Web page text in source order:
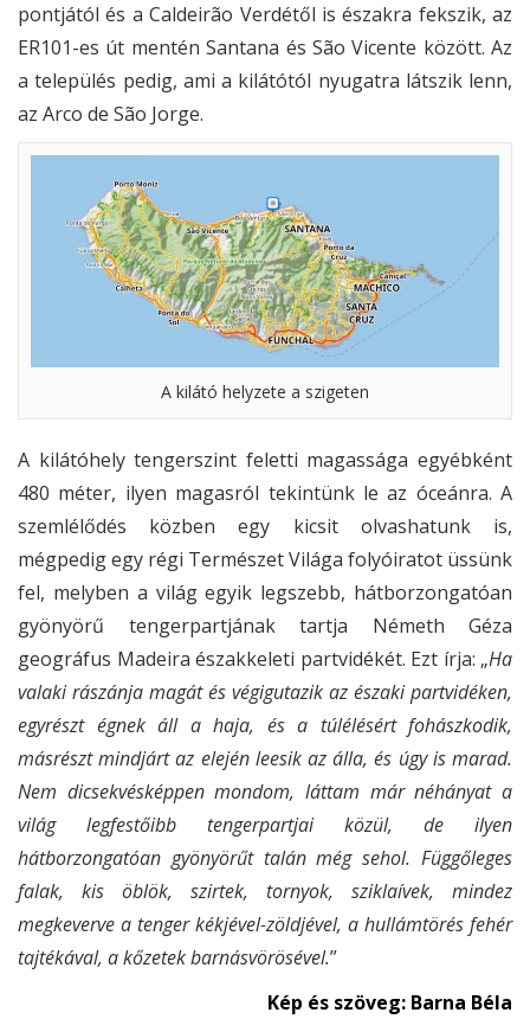
pontjától és a Caldeirão Verdétől is északra fekszik, az
ER101-es út mentén Santana és São Vicente között. Az
a település pedig, ami a kilátótól nyugatra látszik lenn,
az Arco de São Jorge.
A kilátó helyzete a szigeten
A kilátóhely tengerszint feletti magassága egyébként
480 méter, ilyen magasról tekintünk le az óceánra. A
szemlélődés közben egy kicsit olvashatunk is,
mégpedig egy régi Természet Világa folyóiratot üssünk
fel, melyben a világ egyik legszebb, hátborzongatóan
gyönyörű tengerpartjának tartja Németh Géza
geográfus Madeira északkeleti partvidékét. Ezt írja: „Ha
valaki rászánja magát és végigutazik az északi partvidéken,
egyrészt égnek áll a haja, és a túlélésért fohászkodik,
másrészt mindjárt az elején leesik az álla, és úgy is marad.
Nem dicsekvésképpen mondom, láttam már néhányat a
világ legfestőibb tengerpartjai közül, de ilyen
hátborzongatóan gyönyörűt talán még sehol. Függőleges
falak, kis öblök, szirtek, tornyok, sziklaívek, mindez
megkeverve a tenger kékjével-zöldjével, a hullámtörés fehér
tajtékával, a kőzetek barnásvörösével.”
Kép és szöveg: Barna Béla